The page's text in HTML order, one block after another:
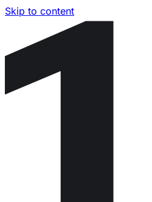
Skip to content